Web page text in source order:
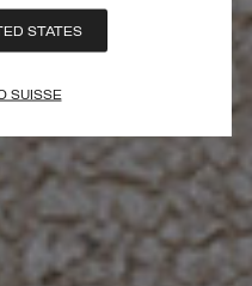
STATES
SUISSE